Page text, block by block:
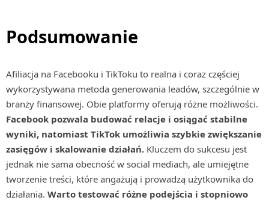
Podsumowanie
Afiliacja na Facebooku i TikToku to realna i coraz częściej
wykorzystywana metoda generowania leadów, szczególnie w
branży finansowej. Obie platformy oferują różne możliwości.
Facebook pozwala budować relacje i osiągać stabilne
wyniki, natomiast TikTok umożliwia szybkie zwiększanie
zasięgów i skalowanie działań. Kluczem do sukcesu jest
jednak nie sama obecność w social mediach, ale umiejętne
tworzenie treści, które angażują i prowadzą użytkownika do
działania. Warto testować różne podejścia i stopniowo